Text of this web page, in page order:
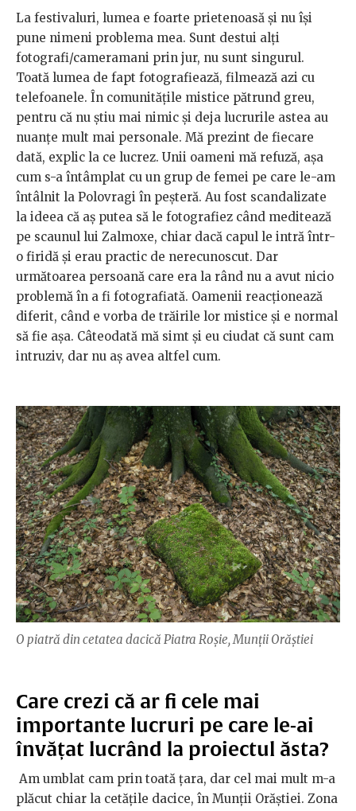
La festivaluri, lumea e foarte prietenoasă şi nu îşi
pune nimeni problema mea. Sunt destui alţi
fotografi/cameramani prin jur, nu sunt singurul.
Toată lumea de fapt fotografiează, filmează azi cu
telefoanele. În comunităţile mistice pătrund greu,
pentru că nu ştiu mai nimic şi deja lucrurile astea au
nuanţe mult mai personale. Mă prezint de fiecare
dată, explic la ce lucrez. Unii oameni mă refuză, aşa
cum s-a întâmplat cu un grup de femei pe care le-am
întâlnit la Polovragi în peşteră. Au fost scandalizate
la ideea că aş putea să le fotografiez când meditează
pe scaunul lui Zalmoxe, chiar dacă capul le intră într-
o firidă şi erau practic de nerecunoscut. Dar
următoarea persoană care era la rând nu a avut nicio
problemă în a fi fotografiată. Oamenii reacţionează
diferit, când e vorba de trăirile lor mistice şi e normal
să fie aşa. Câteodată mă simt şi eu ciudat că sunt cam
intruziv, dar nu aş avea altfel cum.
O piatră din cetatea dacică Piatra Roșie, Munţii Orăștiei
Care crezi că ar fi cele mai
importante lucruri pe care le-ai
învățat lucrând la proiectul ăsta?
Am umblat cam prin toată ţara, dar cel mai mult m-a
plăcut chiar la cetăţile dacice, în Munţii Orăștiei. Zona